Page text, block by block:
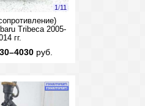
1/11
Tribeca 2005-
гг.
руб.